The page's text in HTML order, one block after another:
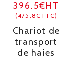
396.5€HT
(475.8€TTC)
Chariot de
transport
de haies